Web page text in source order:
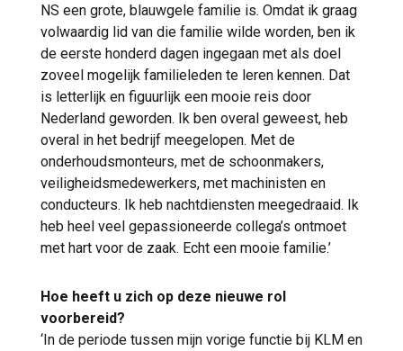
NS een grote, blauwgele familie is. Omdat ik graag
volwaardig lid van die familie wilde worden, ben ik
de eerste honderd dagen ingegaan met als doel
zoveel mogelijk familieleden te leren kennen. Dat
is letterlijk en figuurlijk een mooie reis door
Nederland geworden. Ik ben overal geweest, heb
overal in het bedrijf meegelopen. Met de
onderhoudsmonteurs, met de schoonmakers,
veiligheidsmedewerkers, met machinisten en
conducteurs. Ik heb nachtdiensten meegedraaid. Ik
heb heel veel gepassioneerde collega’s ontmoet
met hart voor de zaak. Echt een mooie familie.’
Hoe heeft u zich op deze nieuwe rol
voorbereid?
‘In de periode tussen mijn vorige functie bij KLM en